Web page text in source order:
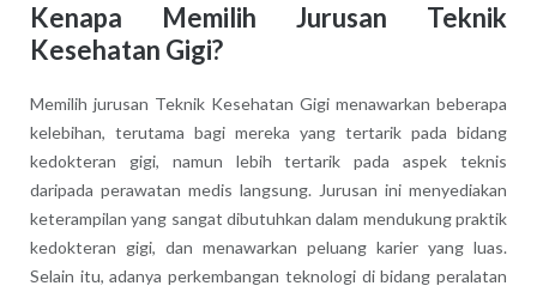
Kenapa Memilih Jurusan Teknik
Kesehatan Gigi?
Memilih jurusan Teknik Kesehatan Gigi menawarkan beberapa
kelebihan, terutama bagi mereka yang tertarik pada bidang
kedokteran gigi, namun lebih tertarik pada aspek teknis
daripada perawatan medis langsung. Jurusan ini menyediakan
keterampilan yang sangat dibutuhkan dalam mendukung praktik
kedokteran gigi, dan menawarkan peluang karier yang luas.
Selain itu, adanya perkembangan teknologi di bidang peralatan